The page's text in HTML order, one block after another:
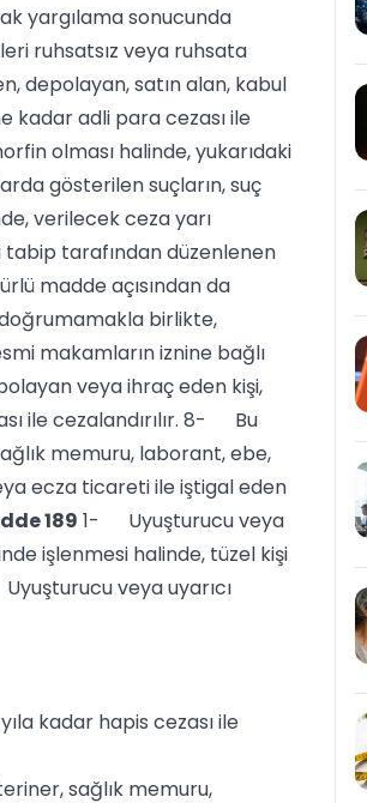
yargılama sonucunda
ruhsatsız veya ruhsata
depolayan, satın alan, kabul
kadar adli para cezası ile
olması halinde, yukarıdaki
gösterilen suçların, suç
verilecek ceza yarı
tarafından düzenlenen
madde açısından da
birlikte,
makamların iznine bağlı
veya ihraç eden kişi,
ile cezalandırılır. 8- Bu
memuru, laborant, ebe,
ecza ticareti ile iştigal eden
189 1- Uyuşturucu veya
işlenmesi halinde, tüzel kişi
veya uyarıcı
kadar hapis cezası ile
sağlık memuru,